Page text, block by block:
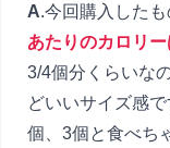
A.今回購入した
あたりのカロリ
3/4個分くらいな
どいいサイズ感
個、3個と食べち